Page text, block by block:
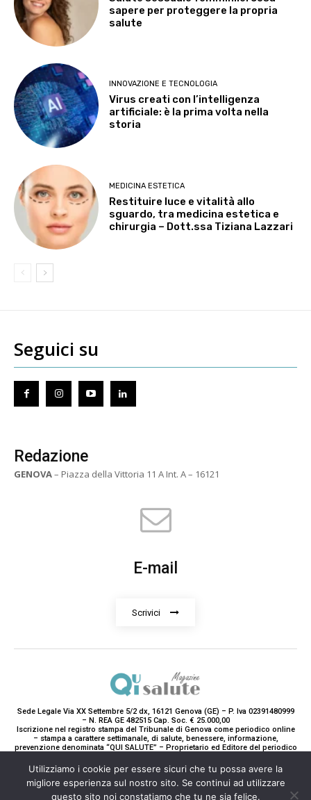
sapere per proteggere la propria
salute
INNOVAZIONE E TECNOLOGIA
Virus creati con l’intelligenza
artificiale: è la prima volta nella
storia
MEDICINA ESTETICA
Restituire luce e vitalità allo
sguardo, tra medicina estetica e
chirurgia – Dott.ssa Tiziana Lazzari
Seguici su
Redazione
GENOVA– Piazza della Vittoria 11 A Int. A – 16121
E-mail
Scrivici
Sede Legale Via XX Settembre 5/2 dx, 16121 Genova (GE) – P. Iva 02391480999
– N. REA GE 482515 Cap. Soc. € 25.000,00
Iscrizione nel registro stampa del Tribunale di Genova come periodico online
– stampa a carattere settimanale, di salute, benessere, informazione,
prevenzione denominata “QUI SALUTE” – Proprietario ed Editore del periodico
Paola Gavarone. (Iscrizione registro stampa R.V. 5663/2020 Reg. Stampa
N.14/2020 Cron. 890/2020).
2020-2025© Teddy Luxury SRL
Utilizziamo i cookie per essere sicuri che tu possa avere la
migliore esperienza sul nostro sito. Se continui ad utilizzare
questo sito noi constatiamo che tu ne sia felice.